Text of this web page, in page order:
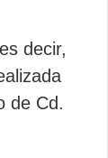
decir,
de Cd.